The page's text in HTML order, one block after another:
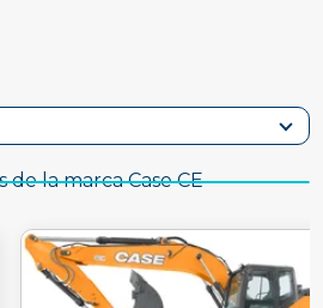
de la marca Case CE